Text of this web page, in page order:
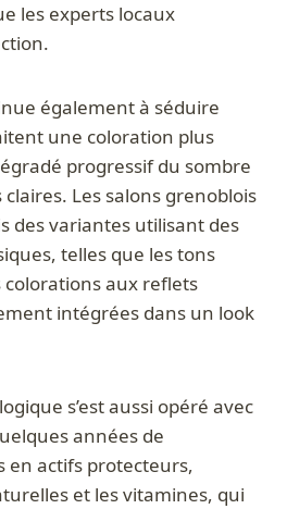
les experts locaux
également à séduire
une coloration plus
progressif du sombre
Les salons grenoblois
des variantes utilisant des
telles que les tons
aux reflets
intégrées dans un look
s’est aussi opéré avec
années de
en actifs protecteurs,
et les vitamines, qui